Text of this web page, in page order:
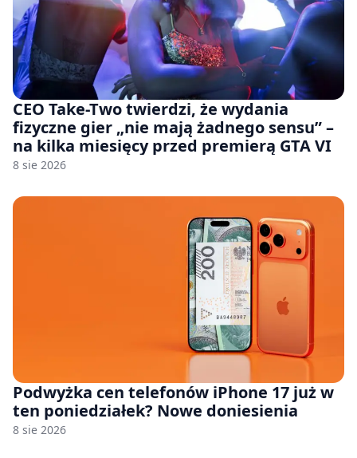
CEO Take-Two twierdzi, że wydania
fizyczne gier „nie mają żadnego sensu” –
na kilka miesięcy przed premierą GTA VI
8 sie 2026
Podwyżka cen telefonów iPhone 17 już w
ten poniedziałek? Nowe doniesienia
8 sie 2026